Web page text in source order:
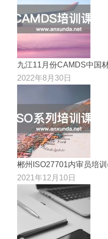
九江11月份CAMDS中国
2022年8月30日
郴州ISO27701内审员培
2021年12月10日